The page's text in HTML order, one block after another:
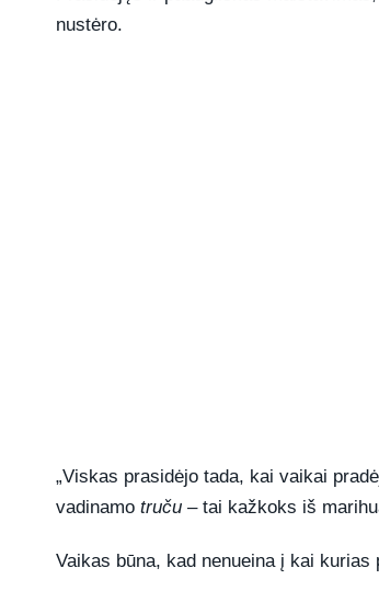
nustėro.
„Viskas prasidėjo tada, kai vaikai
vadinamo truču – tai kažkoks iš
Vaikas būna, kad nenueina į kai